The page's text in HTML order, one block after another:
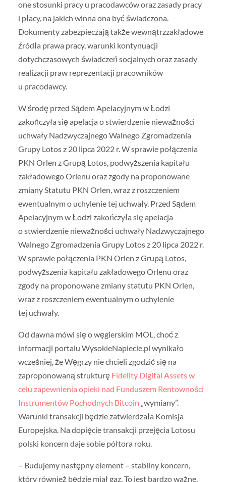
one stosunki pracy u pracodawców oraz zasady pracy
i płacy, na jakich winna ona być świadczona.
Dokumenty zabezpieczają także wewnątrzzakładowe
źródła prawa pracy, warunki kontynuacji
dotychczasowych świadczeń socjalnych oraz zasady
realizacji praw reprezentacji pracowników
u pracodawcy.
W środę przed Sądem Apelacyjnym w Łodzi
zakończyła się apelacja o stwierdzenie nieważności
uchwały Nadzwyczajnego Walnego Zgromadzenia
Grupy Lotos z 20 lipca 2022 r. W sprawie połączenia
PKN Orlen z Grupą Lotos, podwyższenia kapitału
zakładowego Orlenu oraz zgody na proponowane
zmiany Statutu PKN Orlen, wraz z roszczeniem
ewentualnym o uchylenie tej uchwały. Przed Sądem
Apelacyjnym w Łodzi zakończyła się apelacja
o stwierdzenie nieważności uchwały Nadzwyczajnego
Walnego Zgromadzenia Grupy Lotos z 20 lipca 2022 r.
W sprawie połączenia PKN Orlen z Grupą Lotos,
podwyższenia kapitału zakładowego Orlenu oraz
zgody na proponowane zmiany statutu PKN Orlen,
wraz z roszczeniem ewentualnym o uchylenie
tej uchwały.
Od dawna mówi się o węgierskim MOL, choć z
informacji portalu WysokieNapiecie.pl wynikało
wcześniej, że Węgrzy nie chcieli zgodzić się na
zaproponowaną strukturę Fidelity Digital Assets w
celu zapewnienia opieki nad Funduszem Rentowności
Instrumentów Pochodnych Bitcoin „wymiany”.
Warunki transakcji będzie zatwierdzała Komisja
Europejska. Na dopięcie transakcji przejęcia Lotosu
polski koncern daje sobie półtora roku.
– Budujemy następny element – stabilny koncern,
który również będzie miał gaz. To jest bardzo ważne,